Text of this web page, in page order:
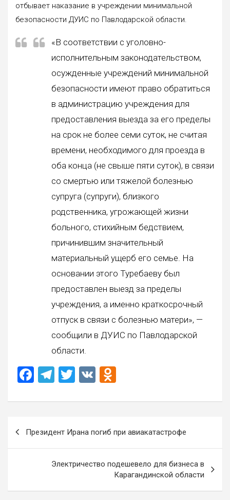
отбывает наказание в учреждении минимальной
безопасности ДУИС по Павлодарской области.
«В соответствии с уголовно-
исполнительным законодательством,
осужденные учреждений минимальной
безопасности имеют право обратиться
в администрацию учреждения для
предоставления выезда за его пределы
на срок не более семи суток, не считая
времени, необходимого для проезда в
оба конца (не свыше пяти суток), в связи
со смертью или тяжелой болезнью
супруга (супруги), близкого
родственника, угрожающей жизни
больного, стихийным бедствием,
причинившим значительный
материальный ущерб его семье. На
основании этого Туребаеву был
предоставлен выезд за пределы
учреждения, а именно краткосрочный
отпуск в связи с болезнью матери», —
сообщили в ДУИС по Павлодарской
области.
F
ce
o
T
e
gr
a
m
T
tt
V
n
kl
ss
ni
Президент Ирана погиб при авиакатастрофе
Электричество подешевело для бизнеса в
Карагандинской области